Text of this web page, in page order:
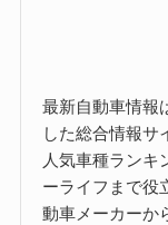
最新自動車情報
した総合情報サ
人気車種ランキ
ーライフまで役
動車メーカーか